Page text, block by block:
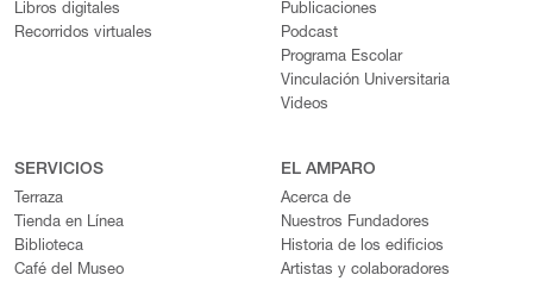
Libros digitales
Recorridos virtuales
Publicaciones
Podcast
Programa Escolar
Vinculación Universitaria
Videos
SERVICIOS
Terraza
Tienda en Línea
Biblioteca
Café del Museo
EL AMPARO
Acerca de
Nuestros Fundadores
Historia de los edificios
Artistas y colaboradores